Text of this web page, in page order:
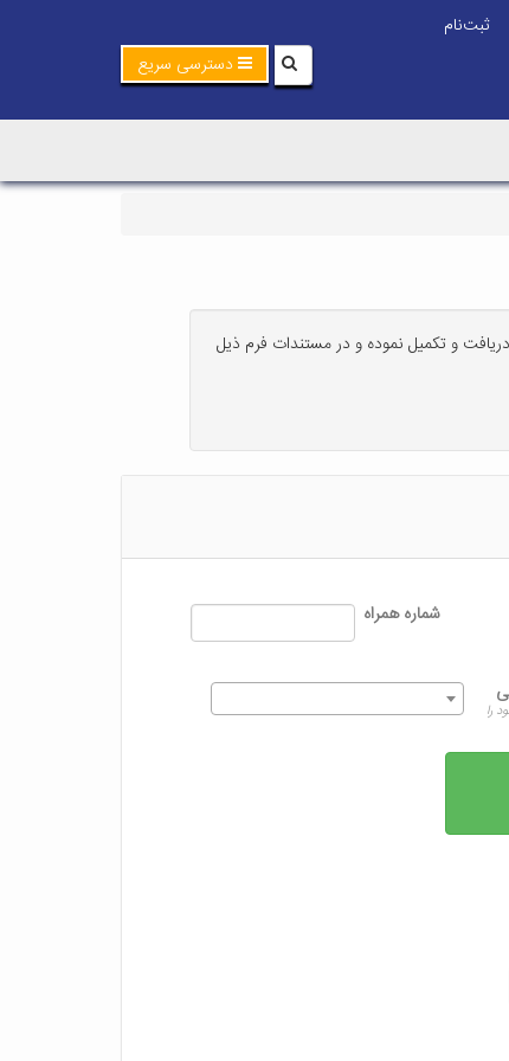
ثبت‌نام
دسترسی سریع
و تکمیل نموده و در مستندات فرم ذیل
شماره همراه
را